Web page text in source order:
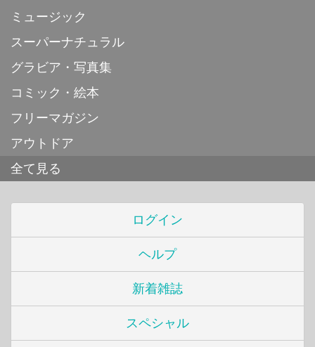
ミュージック
スーパーナチュラル
グラビア・写真集
コミック・絵本
フリーマガジン
アウトドア
全て見る
ログイン
ヘルプ
新着雑誌
スペシャル